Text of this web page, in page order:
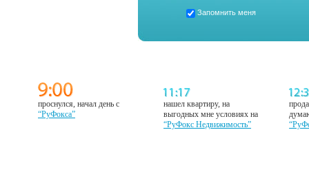
Запомнить меня
проснулся, начал день с
“РуФокса”
нашел квартиру, на
выгодных мне условиях на
“РуФокс Недвижимость”